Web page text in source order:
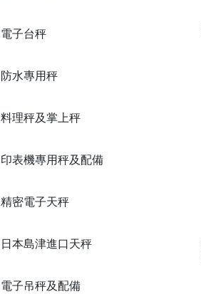
電子台秤
防水專用秤
料理秤及掌上秤
印表機專用秤及配備
精密電子天秤
日本島津進口天秤
電子吊秤及配備